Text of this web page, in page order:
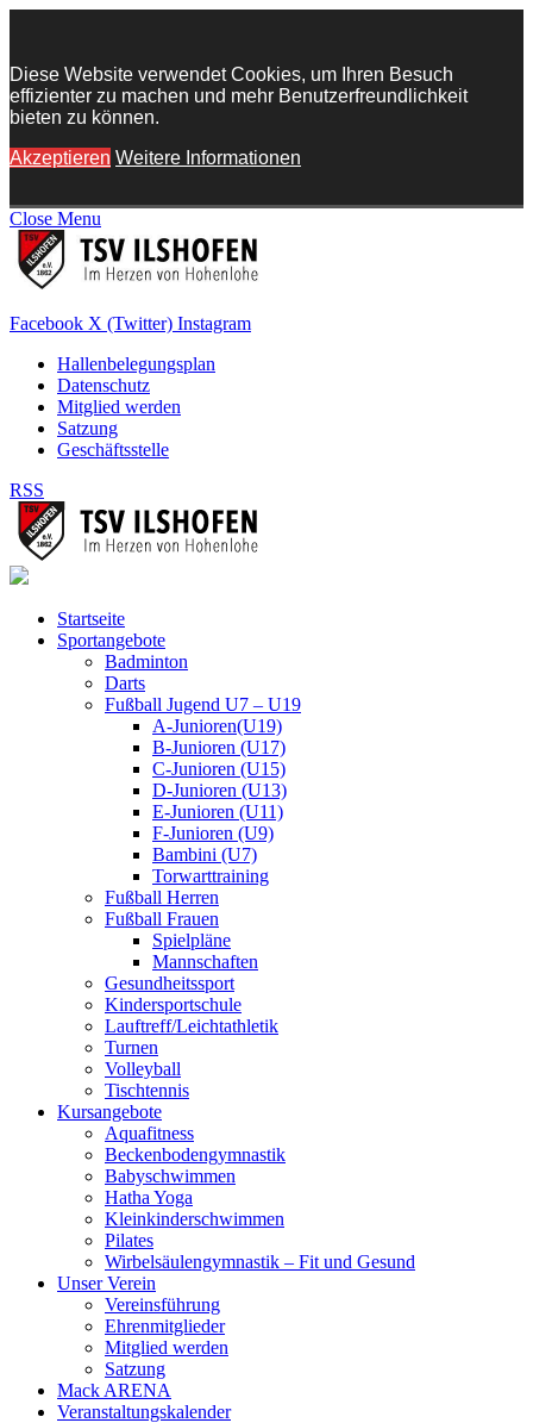
Diese Website verwendet Cookies, um Ihren Besuch
effizienter zu machen und mehr Benutzerfreundlichkeit
bieten zu können.
Akzeptieren Weitere Informationen
Close Menu
Facebook X (Twitter) Instagram
Hallenbelegungsplan
Datenschutz
Mitglied werden
Satzung
Geschäftsstelle
RSS
Startseite
Sportangebote
Badminton
Darts
Fußball Jugend U7 – U19
A-Junioren(U19)
B-Junioren (U17)
C-Junioren (U15)
D-Junioren (U13)
E-Junioren (U11)
F-Junioren (U9)
Bambini (U7)
Torwarttraining
Fußball Herren
Fußball Frauen
Spielpläne
Mannschaften
Gesundheitssport
Kindersportschule
Lauftreff/Leichtathletik
Turnen
Volleyball
Tischtennis
Kursangebote
Aquafitness
Beckenbodengymnastik
Babyschwimmen
Hatha Yoga
Kleinkinderschwimmen
Pilates
Wirbelsäulengymnastik – Fit und Gesund
Unser Verein
Vereinsführung
Ehrenmitglieder
Mitglied werden
Satzung
Mack ARENA
Veranstaltungskalender